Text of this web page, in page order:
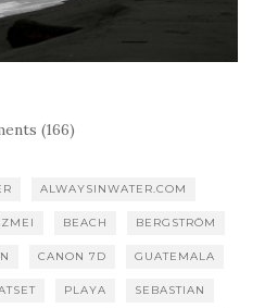
(166)
ALWAYSINWATER.COM
BEACH BERGSTRÖM
CANON 7D GUATEMALA
PLAYA SEBASTIAN